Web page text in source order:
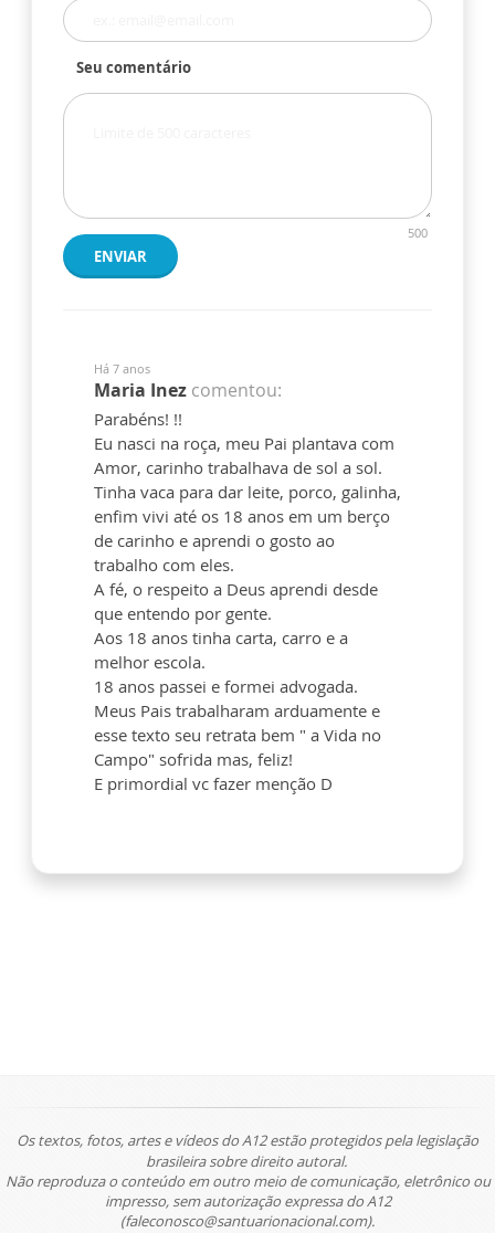
Seu comentário
500
ENVIAR
Há 7 anos
Maria Inez comentou:
Parabéns! !!
Eu nasci na roça, meu Pai plantava com
Amor, carinho trabalhava de sol a sol.
Tinha vaca para dar leite, porco, galinha,
enfim vivi até os 18 anos em um berço
de carinho e aprendi o gosto ao
trabalho com eles.
A fé, o respeito a Deus aprendi desde
que entendo por gente.
Aos 18 anos tinha carta, carro e a
melhor escola.
18 anos passei e formei advogada.
Meus Pais trabalharam arduamente e
esse texto seu retrata bem " a Vida no
Campo" sofrida mas, feliz!
E primordial vc fazer menção D
Os textos, fotos, artes e vídeos do A12 estão protegidos pela legislação
brasileira sobre direito autoral.
Não reproduza o conteúdo em outro meio de comunicação, eletrônico ou
impresso, sem autorização expressa do A12
(faleconosco@santuarionacional.com).